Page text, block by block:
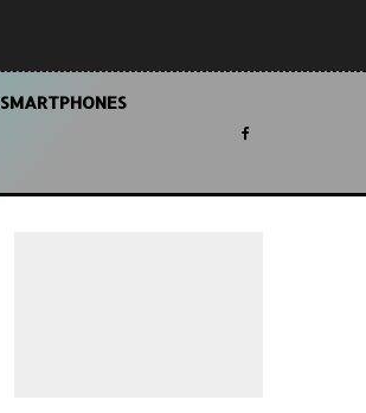
SMARTPHONES